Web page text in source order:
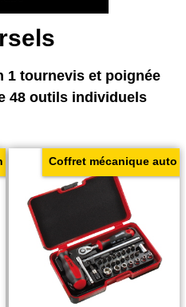
1 tournevis et poignée
48 outils individuels
Coffret mécanique auto